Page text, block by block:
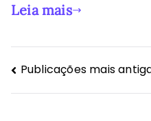
Leia mais
Navegação
por
Publicações mais